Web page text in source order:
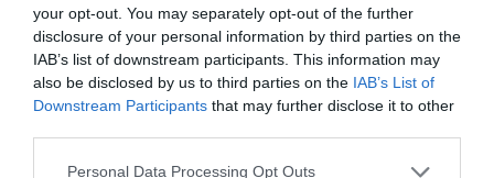
your opt-out. You may separately opt-out of the further
disclosure of your personal information by third parties on the
IAB’s list of downstream participants. This information may
also be disclosed by us to third parties on the IAB’s List of
Downstream Participants that may further disclose it to other
Personal Data Processing Opt Outs